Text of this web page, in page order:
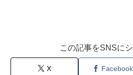
この記事をSNSに
X Facebook